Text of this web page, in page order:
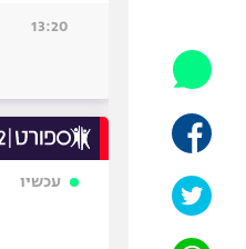
13:20
עכשיו